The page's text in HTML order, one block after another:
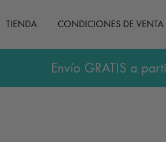
TIENDA CONDICIONES DE VENTA
Envío GRATIS a